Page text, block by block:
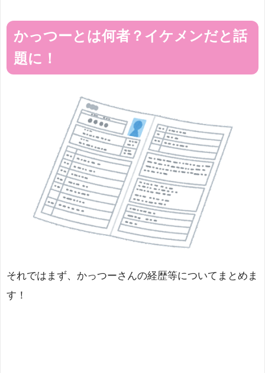
かっつーとは何者？イケメンだと話
題に！
それではまず、かっつーさんの経歴等についてまとめま
す！